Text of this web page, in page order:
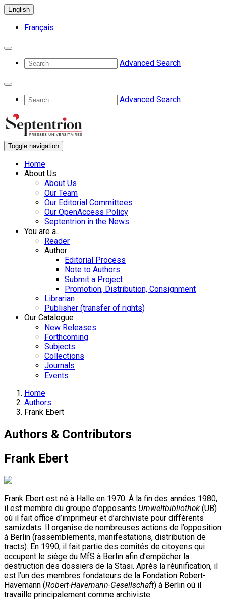
English
Français
Advanced Search
Advanced Search
Toggle navigation
Home
About Us
About Us
Our Team
Our Editorial Committees
Our OpenAccess Policy
Septentrion in the News
You are a...
Reader
Author
Editorial Process
Note to Authors
Submit a Project
Promotion, Distribution, Consignment
Librarian
Publisher (transfer of rights)
Our Catalogue
New Releases
Forthcoming
Subjects
Collections
Journals
Events
Home
Authors
Frank Ebert
Authors & Contributors
Frank Ebert
Frank Ebert est né à Halle en 1970. À la fin des années 1980,
il est membre du groupe d'opposants Umweltbibliothek (UB)
où il fait office d’imprimeur et d’archiviste pour différents
samizdats. Il organise de nombreuses actions de l’opposition
à Berlin (rassemblements, manifestations, distribution de
tracts). En 1990, il fait partie des comités de citoyens qui
occupent le siège du MfS à Berlin afin d’empêcher la
destruction des dossiers de la Stasi. Après la réunification, il
est l’un des membres fondateurs de la Fondation Robert-
Havemann (Robert-Havemann-Gesellschaft) à Berlin où il
travaille principalement comme archiviste.